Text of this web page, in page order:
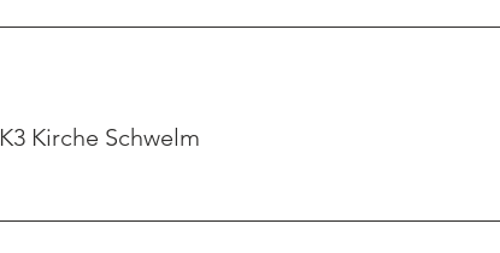
K3 Kirche Schwelm